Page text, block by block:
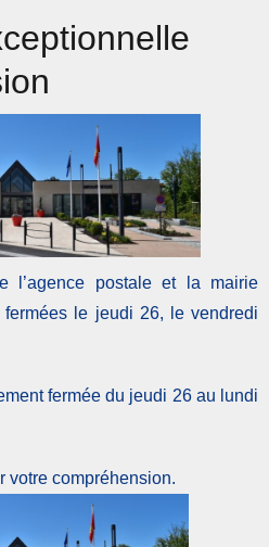
l’agence postale et la mairie
fermées le jeudi 26, le vendredi
fermée du jeudi 26 au lundi
votre compréhension.